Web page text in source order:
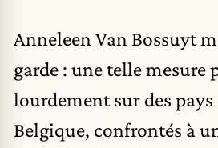
Anneleen Van Bossuyt
garde : une telle mesure
lourdement sur des
Belgique, confrontés à